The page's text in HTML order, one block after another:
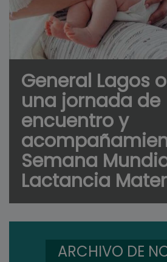
General Lagos
una jornada de
encuentro y
Semana
Lactancia
ARCHIVO DE